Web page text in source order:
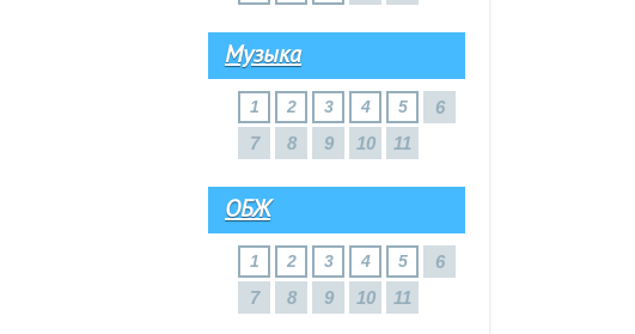
Музыка
1 2 3 4 5
6
7
8 9 10 11
ОБЖ
1 2 3 4 5
6
7
8 9 10 11